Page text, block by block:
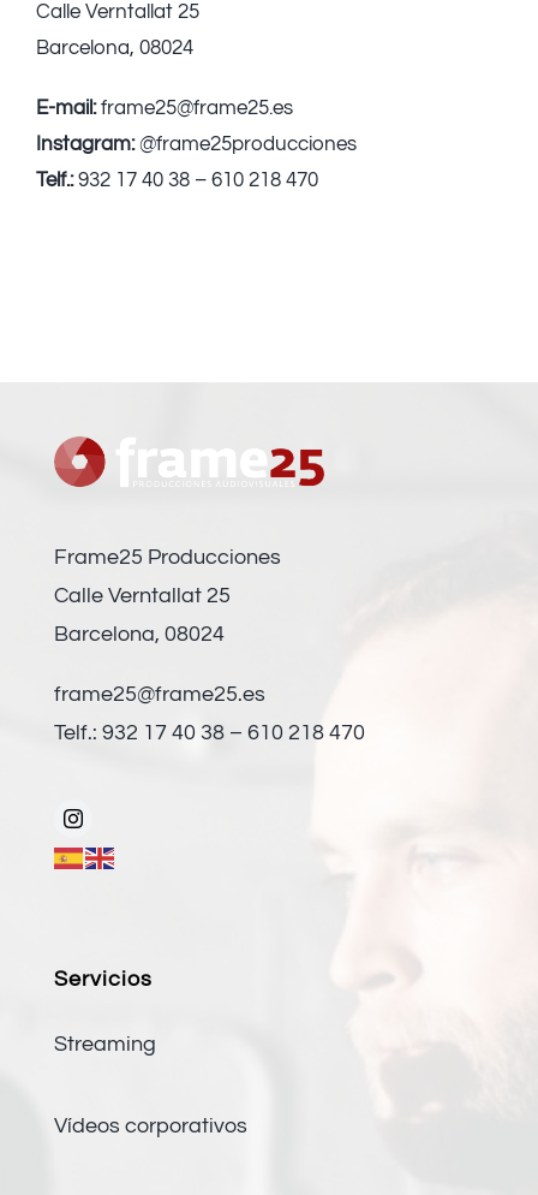
Calle Verntallat 25
Barcelona, 08024
E-mail:frame25@frame25.es
Instagram:@frame25producciones
Telf.:932 17 40 38 – 610 218 470
Frame25 Producciones
Calle Verntallat 25
Barcelona, 08024
frame25@frame25.es
Telf.: 932 17 40 38 – 610 218 470
Servicios
Streaming
Vídeos corporativos